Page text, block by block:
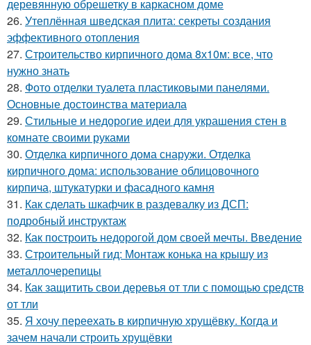
деревянную обрешетку в каркасном доме
26. Утеплённая шведская плита: секреты создания
эффективного отопления
27. Строительство кирпичного дома 8х10м: все, что
нужно знать
28. Фото отделки туалета пластиковыми панелями.
Основные достоинства материала
29. Стильные и недорогие идеи для украшения стен в
комнате своими руками
30. Отделка кирпичного дома снаружи. Отделка
кирпичного дома: использование облицовочного
кирпича, штукатурки и фасадного камня
31. Как сделать шкафчик в раздевалку из ДСП:
подробный инструктаж
32. Как построить недорогой дом своей мечты. Введение
33. Строительный гид: Монтаж конька на крышу из
металлочерепицы
34. Как защитить свои деревья от тли с помощью средств
от тли
35. Я хочу переехать в кирпичную хрущёвку. Когда и
зачем начали строить хрущёвки